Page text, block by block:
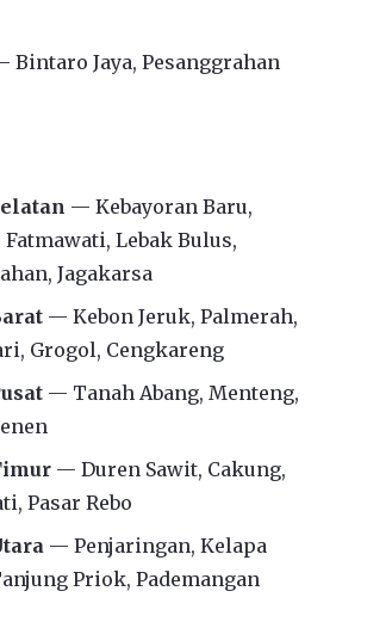
Bintaro Jaya, Pesanggrahan
— Kebayoran Baru,
Lebak Bulus,
Jagakarsa
— Kebon Jeruk, Palmerah,
Grogol, Cengkareng
— Tanah Abang, Menteng,
— Duren Sawit, Cakung,
Pasar Rebo
— Penjaringan, Kelapa
Priok, Pademangan